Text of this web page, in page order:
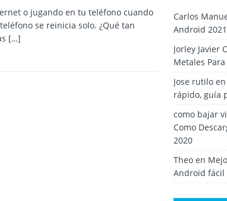
o jugando en tu teléfono cuando
se reinicia solo. ¿Qué tan
[…]
Carlos
Android 2021
Jorley Javier
Metales
Jose rutiloen
rápido, guía
como bajar
Como
2020
Theoen
Android fácil